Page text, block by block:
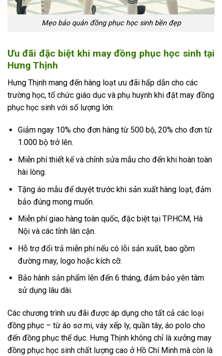
Mẹo bảo quản đồng phục học sinh bền đẹp
Ưu đãi đặc biệt khi may đồng phục học sinh tại
Hưng Thịnh
Hưng Thịnh mang đến hàng loạt ưu đãi hấp dẫn cho các
trường học, tổ chức giáo dục và phụ huynh khi đặt may đồng
phục học sinh với số lượng lớn:
Giảm ngay 10% cho đơn hàng từ 500 bộ, 20% cho đơn từ
1.000 bộ trở lên.
Miễn phí thiết kế và chỉnh sửa mẫu cho đến khi hoàn toàn
hài lòng.
Tặng áo mẫu để duyệt trước khi sản xuất hàng loạt, đảm
bảo đúng mong muốn.
Miễn phí giao hàng toàn quốc, đặc biệt tại TP.HCM, Hà
Nội và các tỉnh lân cận.
Hỗ trợ đổi trả miễn phí nếu có lỗi sản xuất, bao gồm
đường may, logo hoặc kích cỡ.
Bảo hành sản phẩm lên đến 6 tháng, đảm bảo yên tâm
sử dụng lâu dài.
Các chương trình ưu đãi được áp dụng cho tất cả các loại
đồng phục – từ áo sơ mi, váy xếp ly, quần tây, áo polo cho
đến đồng phục thể dục. Hưng Thịnh không chỉ là xưởng may
đồng phục học sinh chất lượng cao ở Hồ Chí Minh mà còn là